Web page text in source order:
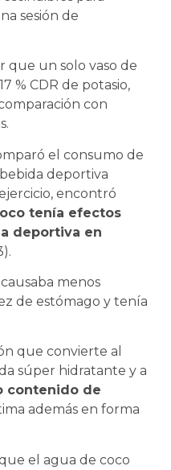
sesión de
que un solo vaso de
% CDR de potasio,
con
el consumo de
deportiva
encontró
tenía efectos
deportiva en
menos
de estómago y tenía
que convierte al
súper hidratante y a
contenido de
además en forma
el agua de coco